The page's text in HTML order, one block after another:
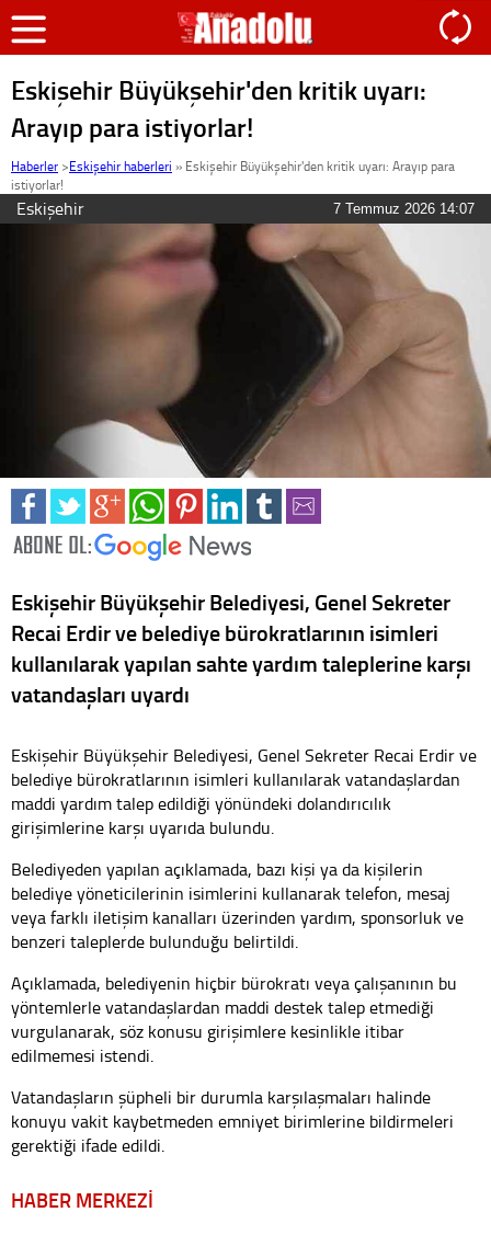
Eskişehir Büyükşehir'den kritik uyarı:
Arayıp para istiyorlar!
Haberler >Eskişehir haberleri » Eskişehir Büyükşehir'den kritik uyarı: Arayıp para
istiyorlar!
Eskişehir 7 Temmuz 2026 14:07
Eskişehir Büyükşehir Belediyesi, Genel Sekreter
Recai Erdir ve belediye bürokratlarının isimleri
kullanılarak yapılan sahte yardım taleplerine karşı
vatandaşları uyardı
Eskişehir Büyükşehir Belediyesi, Genel Sekreter Recai Erdir ve
belediye bürokratlarının isimleri kullanılarak vatandaşlardan
maddi yardım talep edildiği yönündeki dolandırıcılık
girişimlerine karşı uyarıda bulundu.
Belediyeden yapılan açıklamada, bazı kişi ya da kişilerin
belediye yöneticilerinin isimlerini kullanarak telefon, mesaj
veya farklı iletişim kanalları üzerinden yardım, sponsorluk ve
benzeri taleplerde bulunduğu belirtildi.
Açıklamada, belediyenin hiçbir bürokratı veya çalışanının bu
yöntemlerle vatandaşlardan maddi destek talep etmediği
vurgulanarak, söz konusu girişimlere kesinlikle itibar
edilmemesi istendi.
Vatandaşların şüpheli bir durumla karşılaşmaları halinde
konuyu vakit kaybetmeden emniyet birimlerine bildirmeleri
gerektiği ifade edildi.
HABER MERKEZİ